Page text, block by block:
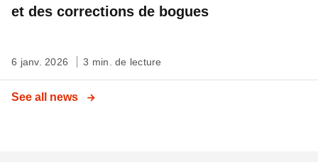
et des corrections de bogues
6 janv. 2026 3 min. de lecture
See all news